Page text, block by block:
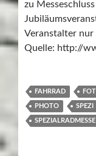
zu
Veranstalter
Quelle: http://
FAHRRAD
PHOTO SPEZI
SPEZIALRADMESSE